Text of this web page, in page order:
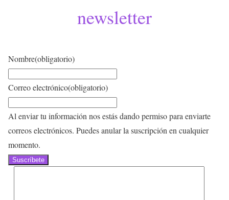
newsletter
Nombre(obligatorio)
Correo electrónico(obligatorio)
Al enviar tu información nos estás dando permiso para enviarte
correos electrónicos. Puedes anular la suscripción en cualquier
momento.
Suscríbete